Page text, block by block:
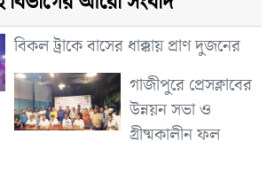
বিকল ট্রাকে বাসের ধাক্কায় প্রাণ দুজনের
গাজীপুরে প্রেসক্লাবের
উন্নয়ন সভা ও
গ্রীষ্মকালীন ফল